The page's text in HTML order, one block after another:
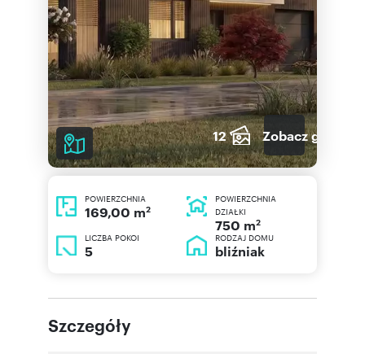
12 Zobacz galerię
POWIERZCHNIA
169,00 m2
POWIERZCHNIA
DZIAŁKI
750 m2
LICZBA POKOI
5
RODZAJ DOMU
bliźniak
Szczegóły